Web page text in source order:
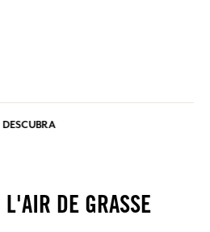
DESCUBRA
DE GRASSE